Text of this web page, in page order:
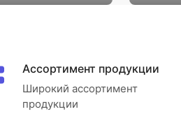
Ассортимент продукции
Широкий ассортимент
продукции